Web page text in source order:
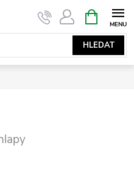
HLEDAT
NÁKUPNÍ
KOŠÍK